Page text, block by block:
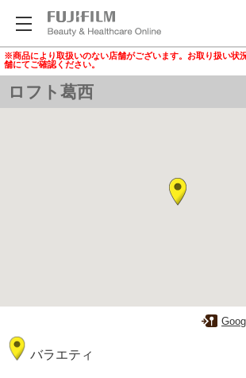
※商品により取扱いのない店舗がございます。お取り扱い状
舗にてご確認ください。
ロフト葛西
バラエティ